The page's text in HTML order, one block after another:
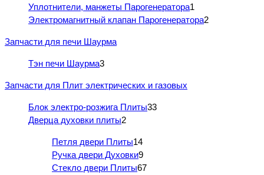
Уплотнители, манжеты Парогенератора1
Электромагнитный клапан Парогенератора2
Запчасти для печи Шаурма
Тэн печи Шаурма3
Запчасти для Плит электрических и газовых
Блок электро-розжига Плиты33
Дверца духовки плиты2
Петля двери Плиты14
Ручка двери Духовки9
Стекло двери Плиты67